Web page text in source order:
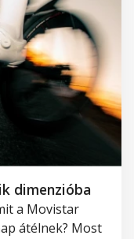
dimenzióba
a Movistar
átélnek? Most